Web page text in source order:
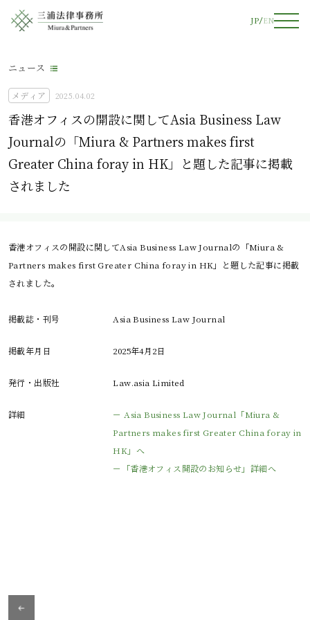
JP EN
ニュース
メディア 2025.04.02
香港オフィスの開設に関してAsia Business Law
Journalの「Miura & Partners makes first
Greater China foray in HK」と題した記事に掲載
されました
香港オフィスの開設に関してAsia Business Law Journalの「Miura &
Partners makes first Greater China foray in HK」と題した記事に掲載
されました。
掲載誌・刊号 Asia Business Law Journal
掲載年月日 2025年4月2日
発行・出版社 Law.asia Limited
詳細
－ Asia Business Law Journal「Miura &
Partners makes first Greater China foray in
HK」へ
－「香港オフィス開設のお知らせ」詳細へ